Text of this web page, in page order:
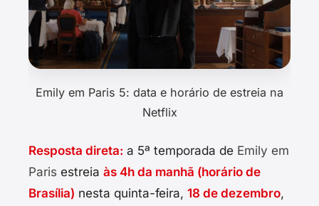
Emily em Paris 5: data e horário de estreia na
Netflix
Resposta direta: a 5ª temporada de Emily em
Paris estreia às 4h da manhã (horário de
Brasília) nesta quinta-feira, 18 de dezembro,